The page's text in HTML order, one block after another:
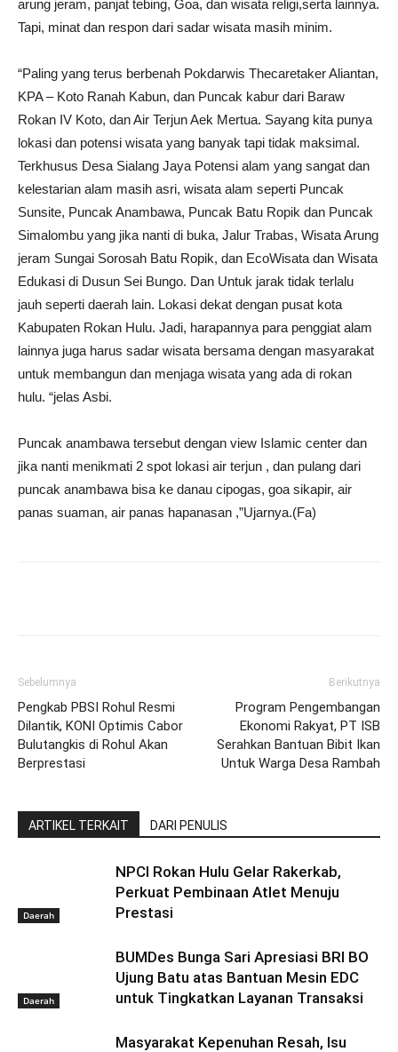
arung jeram, panjat tebing, Goa, dan wisata religi,serta lainnya.
Tapi, minat dan respon dari sadar wisata masih minim.
“Paling yang terus berbenah Pokdarwis Thecaretaker Aliantan,
KPA – Koto Ranah Kabun, dan Puncak kabur dari Baraw
Rokan IV Koto, dan Air Terjun Aek Mertua. Sayang kita punya
lokasi dan potensi wisata yang banyak tapi tidak maksimal.
Terkhusus Desa Sialang Jaya Potensi alam yang sangat dan
kelestarian alam masih asri, wisata alam seperti Puncak
Sunsite, Puncak Anambawa, Puncak Batu Ropik dan Puncak
Simalombu yang jika nanti di buka, Jalur Trabas, Wisata Arung
jeram Sungai Sorosah Batu Ropik, dan EcoWisata dan Wisata
Edukasi di Dusun Sei Bungo. Dan Untuk jarak tidak terlalu
jauh seperti daerah lain. Lokasi dekat dengan pusat kota
Kabupaten Rokan Hulu. Jadi, harapannya para penggiat alam
lainnya juga harus sadar wisata bersama dengan masyarakat
untuk membangun dan menjaga wisata yang ada di rokan
hulu. “jelas Asbi.
Puncak anambawa tersebut dengan view Islamic center dan
jika nanti menikmati 2 spot lokasi air terjun , dan pulang dari
puncak anambawa bisa ke danau cipogas, goa sikapir, air
panas suaman, air panas hapanasan ,”Ujarnya.(Fa)
Sebelumnya
Pengkab PBSI Rohul Resmi
Dilantik, KONI Optimis Cabor
Bulutangkis di Rohul Akan
Berprestasi
Berikutnya
Program Pengembangan
Ekonomi Rakyat, PT ISB
Serahkan Bantuan Bibit Ikan
Untuk Warga Desa Rambah
ARTIKEL TERKAIT DARI PENULIS
Daerah
NPCI Rokan Hulu Gelar Rakerkab,
Perkuat Pembinaan Atlet Menuju
Prestasi
Daerah
BUMDes Bunga Sari Apresiasi BRI BO
Ujung Batu atas Bantuan Mesin EDC
untuk Tingkatkan Layanan Transaksi
Masyarakat Kepenuhan Resah, Isu